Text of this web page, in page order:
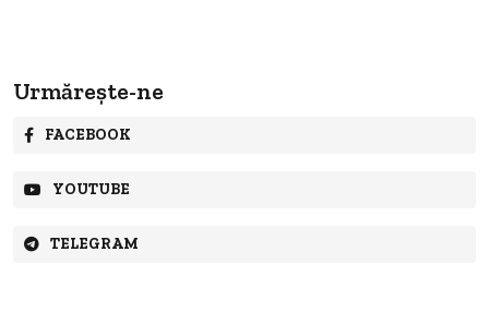
Urmărește-ne
FACEBOOK
YOUTUBE
TELEGRAM